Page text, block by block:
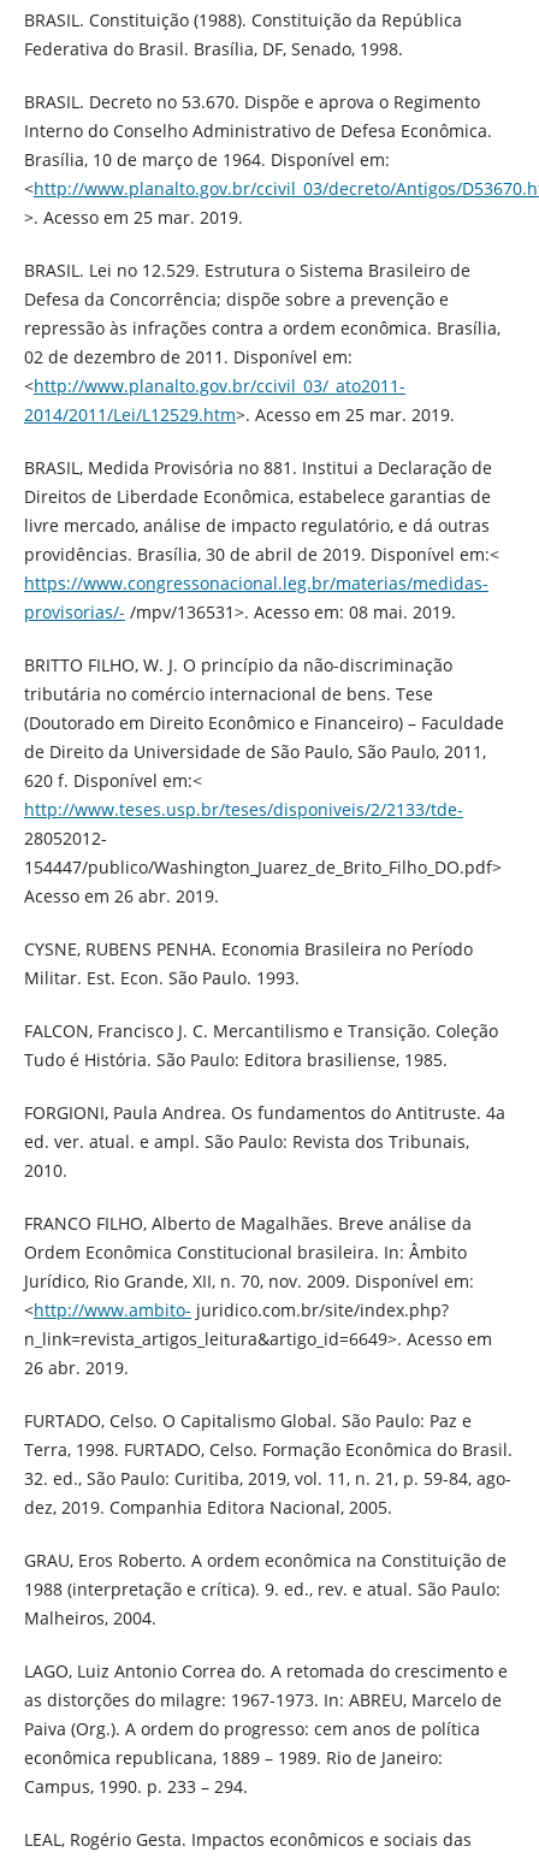
BRASIL. Constituição (1988). Constituição da República
Federativa do Brasil. Brasília, DF, Senado, 1998.
BRASIL. Decreto no 53.670. Dispõe e aprova o Regimento
Interno do Conselho Administrativo de Defesa Econômica.
Brasília, 10 de março de 1964. Disponível em:
<http://www.planalto.gov.br/ccivil_03/decreto/Antigos/
>. Acesso em 25 mar. 2019.
BRASIL. Lei no 12.529. Estrutura o Sistema Brasileiro de
Defesa da Concorrência; dispõe sobre a prevenção e
repressão às infrações contra a ordem econômica. Brasília,
02 de dezembro de 2011. Disponível em:
<http://www.planalto.gov.br/ccivil_03/_ato2011-
2014/2011/Lei/L12529.htm>. Acesso em 25 mar. 2019.
BRASIL, Medida Provisória no 881. Institui a Declaração de
Direitos de Liberdade Econômica, estabelece garantias de
livre mercado, análise de impacto regulatório, e dá outras
providências. Brasília, 30 de abril de 2019. Disponível em:<
https://www.congressonacional.leg.br/materias/medidas-
provisorias/- /mpv/136531>. Acesso em: 08 mai. 2019.
BRITTO FILHO, W. J. O princípio da não-discriminação
tributária no comércio internacional de bens. Tese
(Doutorado em Direito Econômico e Financeiro) – Faculdade
de Direito da Universidade de São Paulo, São Paulo, 2011,
620 f. Disponível em:<
http://www.teses.usp.br/teses/disponiveis/2/2133/tde-
28052012-
154447/publico/Washington_Juarez_de_Brito_Filho_DO.pdf>
Acesso em 26 abr. 2019.
CYSNE, RUBENS PENHA. Economia Brasileira no Período
Militar. Est. Econ. São Paulo. 1993.
FALCON, Francisco J. C. Mercantilismo e Transição. Coleção
Tudo é História. São Paulo: Editora brasiliense, 1985.
FORGIONI, Paula Andrea. Os fundamentos do Antitruste. 4a
ed. ver. atual. e ampl. São Paulo: Revista dos Tribunais,
2010.
FRANCO FILHO, Alberto de Magalhães. Breve análise da
Ordem Econômica Constitucional brasileira. In: Âmbito
Jurídico, Rio Grande, XII, n. 70, nov. 2009. Disponível em:
<http://www.ambito- juridico.com.br/site/index.php?
n_link=revista_artigos_leitura&artigo_id=6649>. Acesso em
26 abr. 2019.
FURTADO, Celso. O Capitalismo Global. São Paulo: Paz e
Terra, 1998. FURTADO, Celso. Formação Econômica do Brasil.
32. ed., São Paulo: Curitiba, 2019, vol. 11, n. 21, p. 59-84, ago-
dez, 2019. Companhia Editora Nacional, 2005.
GRAU, Eros Roberto. A ordem econômica na Constituição de
1988 (interpretação e crítica). 9. ed., rev. e atual. São Paulo:
Malheiros, 2004.
LAGO, Luiz Antonio Correa do. A retomada do crescimento e
as distorções do milagre: 1967-1973. In: ABREU, Marcelo de
Paiva (Org.). A ordem do progresso: cem anos de política
econômica republicana, 1889 – 1989. Rio de Janeiro:
Campus, 1990. p. 233 – 294.
LEAL, Rogério Gesta. Impactos econômicos e sociais das